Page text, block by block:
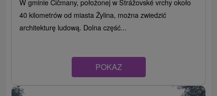
W gminie Čičmany, położonej w Strážovské vrchy około
40 kilometrów od miasta Żylina, można zwiedzić
architekturę ludową. Dolna część...
POKAZ